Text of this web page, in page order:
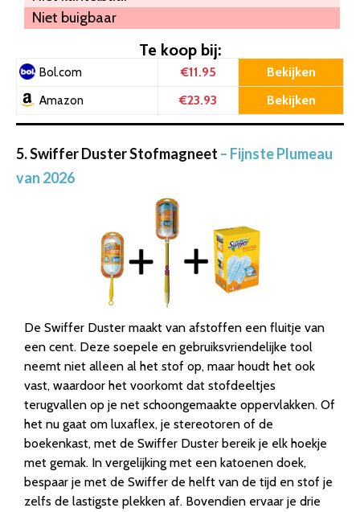
Niet buigbaar
Te koop bij:
Bol.com €11.95 Bekijken
Amazon €23.93 Bekijken
5. Swiffer Duster Stofmagneet – Fijnste Plumeau
van 2026
De Swiffer Duster maakt van afstoffen een fluitje van
een cent. Deze soepele en gebruiksvriendelijke tool
neemt niet alleen al het stof op, maar houdt het ook
vast, waardoor het voorkomt dat stofdeeltjes
terugvallen op je net schoongemaakte oppervlakken. Of
het nu gaat om luxaflex, je stereotoren of de
boekenkast, met de Swiffer Duster bereik je elk hoekje
met gemak. In vergelijking met een katoenen doek,
bespaar je met de Swiffer de helft van de tijd en stof je
zelfs de lastigste plekken af. Bovendien ervaar je drie